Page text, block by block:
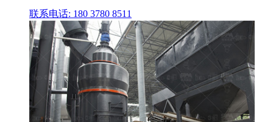
联系电话: 180 3780 8511